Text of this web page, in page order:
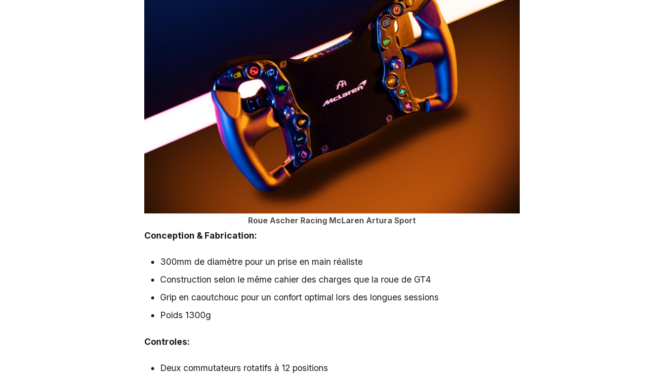
Roue Ascher Racing McLaren Artura Sport
Conception & Fabrication:
300mm de diamètre pour un prise en main réaliste
Construction selon le même cahier des charges que la roue de GT4
Grip en caoutchouc pour un confort optimal lors des longues sessions
Poids 1300g
Controles:
Deux commutateurs rotatifs à 12 positions